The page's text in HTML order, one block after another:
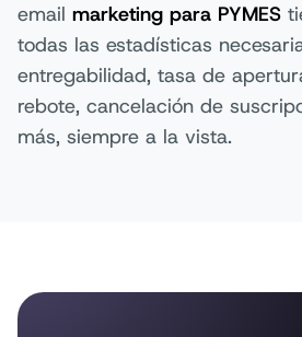
email marketing para PYMES
todas las estadísticas
entregabilidad, tasa de
rebote, cancelación de
más, siempre a la vista.